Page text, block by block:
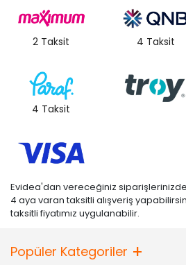
2 Taksit 4 Taksit
4 Taksit
Evidea'dan vereceğiniz siparişlerinizde
4 aya varan taksitli alışveriş
taksitli fiyatımız uygulanabilir.
Popüler Kategoriler